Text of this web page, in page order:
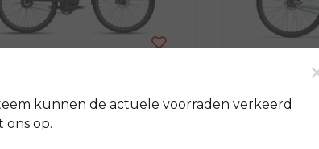
CGO600
Limited
kunnen de actuele voorraden verkeerd
op.